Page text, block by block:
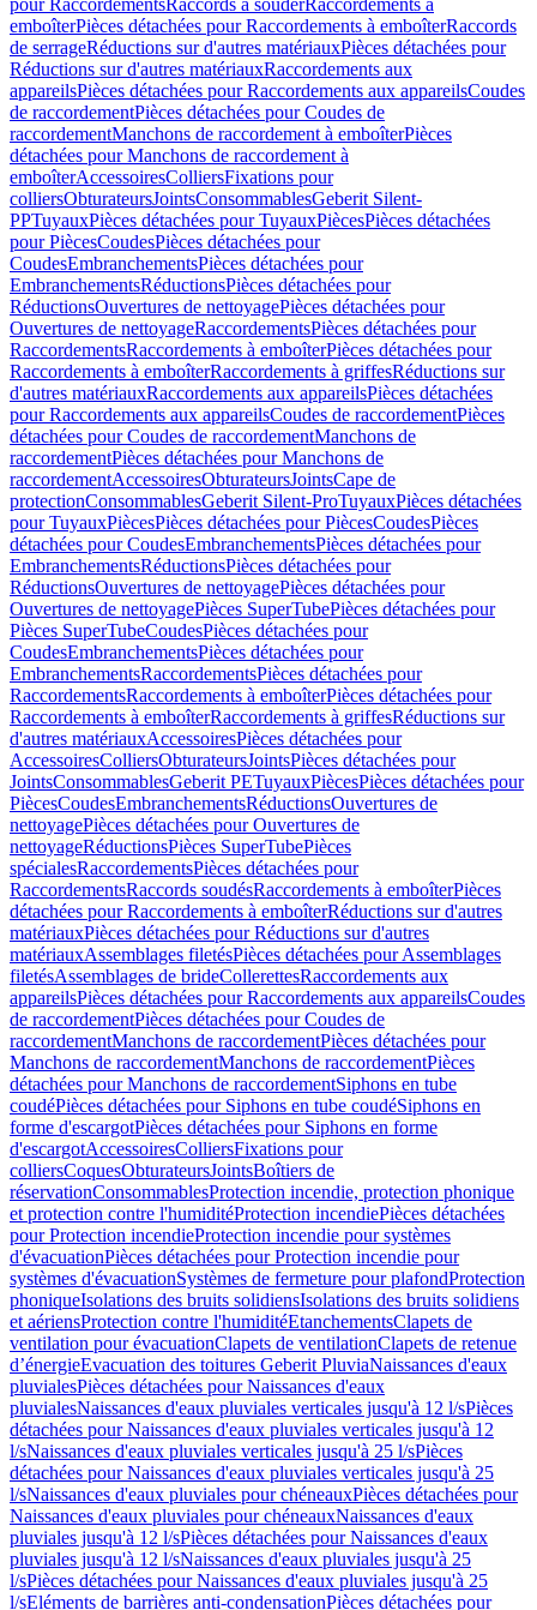
pour RaccordementsRaccords à souderRaccordements à
emboîterPièces détachées pour Raccordements à emboîterRaccords
de serrageRéductions sur d'autres matériauxPièces détachées pour
Réductions sur d'autres matériauxRaccordements aux
appareilsPièces détachées pour Raccordements aux appareilsCoudes
de raccordementPièces détachées pour Coudes de
raccordementManchons de raccordement à emboîterPièces
détachées pour Manchons de raccordement à
emboîterAccessoiresColliersFixations pour
colliersObturateursJointsConsommablesGeberit Silent-
PPTuyauxPièces détachées pour TuyauxPiècesPièces détachées
pour PiècesCoudesPièces détachées pour
CoudesEmbranchementsPièces détachées pour
EmbranchementsRéductionsPièces détachées pour
RéductionsOuvertures de nettoyagePièces détachées pour
Ouvertures de nettoyageRaccordementsPièces détachées pour
RaccordementsRaccordements à emboîterPièces détachées pour
Raccordements à emboîterRaccordements à griffesRéductions sur
d'autres matériauxRaccordements aux appareilsPièces détachées
pour Raccordements aux appareilsCoudes de raccordementPièces
détachées pour Coudes de raccordementManchons de
raccordementPièces détachées pour Manchons de
raccordementAccessoiresObturateursJointsCape de
protectionConsommablesGeberit Silent-ProTuyauxPièces détachées
pour TuyauxPiècesPièces détachées pour PiècesCoudesPièces
détachées pour CoudesEmbranchementsPièces détachées pour
EmbranchementsRéductionsPièces détachées pour
RéductionsOuvertures de nettoyagePièces détachées pour
Ouvertures de nettoyagePièces SuperTubePièces détachées pour
Pièces SuperTubeCoudesPièces détachées pour
CoudesEmbranchementsPièces détachées pour
EmbranchementsRaccordementsPièces détachées pour
RaccordementsRaccordements à emboîterPièces détachées pour
Raccordements à emboîterRaccordements à griffesRéductions sur
d'autres matériauxAccessoiresPièces détachées pour
AccessoiresColliersObturateursJointsPièces détachées pour
JointsConsommablesGeberit PETuyauxPiècesPièces détachées pour
PiècesCoudesEmbranchementsRéductionsOuvertures de
nettoyagePièces détachées pour Ouvertures de
nettoyageRéductionsPièces SuperTubePièces
spécialesRaccordementsPièces détachées pour
RaccordementsRaccords soudésRaccordements à emboîterPièces
détachées pour Raccordements à emboîterRéductions sur d'autres
matériauxPièces détachées pour Réductions sur d'autres
matériauxAssemblages filetésPièces détachées pour Assemblages
filetésAssemblages de brideCollerettesRaccordements aux
appareilsPièces détachées pour Raccordements aux appareilsCoudes
de raccordementPièces détachées pour Coudes de
raccordementManchons de raccordementPièces détachées pour
Manchons de raccordementManchons de raccordementPièces
détachées pour Manchons de raccordementSiphons en tube
coudéPièces détachées pour Siphons en tube coudéSiphons en
forme d'escargotPièces détachées pour Siphons en forme
d'escargotAccessoiresColliersFixations pour
colliersCoquesObturateursJointsBoîtiers de
réservationConsommablesProtection incendie, protection phonique
et protection contre l'humiditéProtection incendiePièces détachées
pour Protection incendieProtection incendie pour systèmes
d'évacuationPièces détachées pour Protection incendie pour
systèmes d'évacuationSystèmes de fermeture pour plafondProtection
phoniqueIsolations des bruits solidiensIsolations des bruits solidiens
et aériensProtection contre l'humiditéEtanchementsClapets de
ventilation pour évacuationClapets de ventilationClapets de retenue
d’énergieEvacuation des toitures Geberit PluviaNaissances d'eaux
pluvialesPièces détachées pour Naissances d'eaux
pluvialesNaissances d'eaux pluviales verticales jusqu'à 12 l/sPièces
détachées pour Naissances d'eaux pluviales verticales jusqu'à 12
l/sNaissances d'eaux pluviales verticales jusqu'à 25 l/sPièces
détachées pour Naissances d'eaux pluviales verticales jusqu'à 25
l/sNaissances d'eaux pluviales pour chéneauxPièces détachées pour
Naissances d'eaux pluviales pour chéneauxNaissances d'eaux
pluviales jusqu'à 12 l/sPièces détachées pour Naissances d'eaux
pluviales jusqu'à 12 l/sNaissances d'eaux pluviales jusqu'à 25
l/sPièces détachées pour Naissances d'eaux pluviales jusqu'à 25
l/sEléments de barrières anti-condensationPièces détachées pour